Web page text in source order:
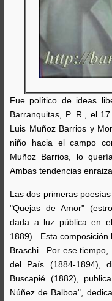
Fue político de ideas
Barranquitas, P. R., el
Luis Muñoz Barrios y
niño hacia el campo
Muñoz Barrios, lo
Ambas tendencias
Las dos primeras
"Quejas de Amor"
dada a luz pública en
1889). Esta composición
Braschi. Por ese tiempo,
del País (1884-1894),
Buscapié (1882),
Núñez de Balboa",